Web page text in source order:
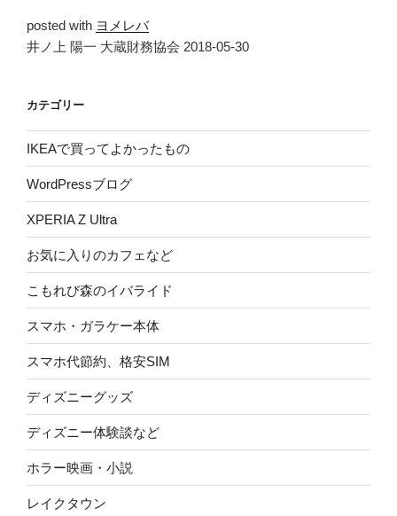
posted with ヨメレバ
井ノ上 陽一 大蔵財務協会 2018-05-30
カテゴリー
IKEAで買ってよかったもの
WordPressブログ
XPERIA Z Ultra
お気に入りのカフェなど
こもれび森のイバライド
スマホ・ガラケー本体
スマホ代節約、格安SIM
ディズニーグッズ
ディズニー体験談など
ホラー映画・小説
レイクタウン